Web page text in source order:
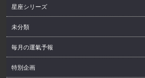
星座シリーズ
未分類
毎月の運氣予報
特別企画